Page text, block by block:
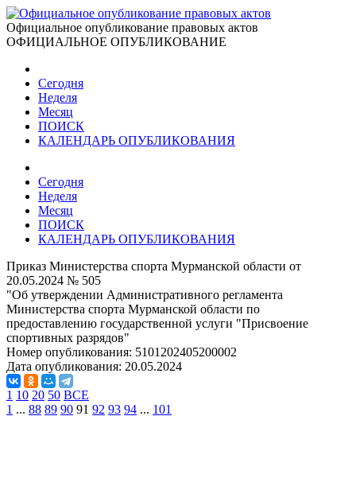
Официальное опубликование правовых актов
ОФИЦИАЛЬНОЕ ОПУБЛИКОВАНИЕ
Сегодня
Неделя
Месяц
ПОИСК
КАЛЕНДАРЬ ОПУБЛИКОВАНИЯ
Сегодня
Неделя
Месяц
ПОИСК
КАЛЕНДАРЬ ОПУБЛИКОВАНИЯ
Приказ Министерства спорта Мурманской области от
20.05.2024 № 505
"Об утверждении Административного регламента
Министерства спорта Мурманской области по
предоставлению государственной услуги "Присвоение
спортивных разрядов"
Номер опубликования: 5101202405200002
Дата опубликования: 20.05.2024
1 10 20 50 ВСЕ
1 ... 88 89 90 91 92 93 94 ... 101